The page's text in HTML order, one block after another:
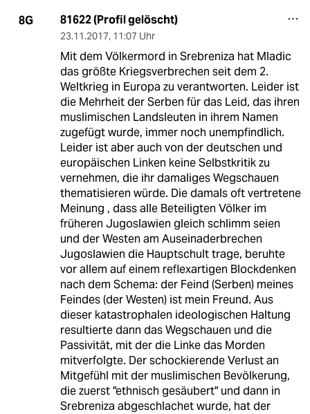
8G 81622 (Profil gelöscht)
23.11.2017, 11:07 Uhr
Mit dem Völkermord in Srebreniza hat Mladic
das größte Kriegsverbrechen seit dem 2.
Weltkrieg in Europa zu verantworten. Leider ist
die Mehrheit der Serben für das Leid, das ihren
muslimischen Landsleuten in ihrem Namen
zugefügt wurde, immer noch unempfindlich.
Leider ist aber auch von der deutschen und
europäischen Linken keine Selbstkritik zu
vernehmen, die ihr damaliges Wegschauen
thematisieren würde. Die damals oft vertretene
Meinung , dass alle Beteiligten Völker im
früheren Jugoslawien gleich schlimm seien
und der Westen am Auseinaderbrechen
Jugoslawien die Hauptschult trage, beruhte
vor allem auf einem reflexartigen Blockdenken
nach dem Schema: der Feind (Serben) meines
Feindes (der Westen) ist mein Freund. Aus
dieser katastrophalen ideologischen Haltung
resultierte dann das Wegschauen und die
Passivität, mit der die Linke das Morden
mitverfolgte. Der schockierende Verlust an
Mitgefühl mit der muslimischen Bevölkerung,
die zuerst "ethnisch gesäubert" und dann in
Srebreniza abgeschlachet wurde, hat der